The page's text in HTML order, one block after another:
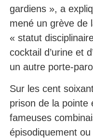
gardiens », a
mené un grève de
« statut
cocktail d’urine et
un autre porte-
Sur les cent
prison de la pointe
fameuses
épisodiquement